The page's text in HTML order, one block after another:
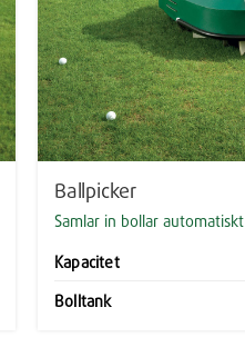
Ballpicker
Samlar in bollar automatiskt
Kapacitet
Bolltank